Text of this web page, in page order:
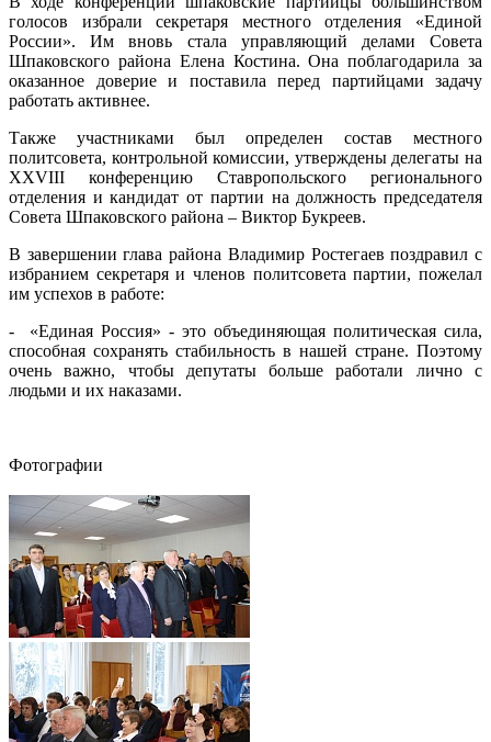
голосов избрали секретаря местного отделения «Единой
России». Им вновь стала управляющий делами Совета
Шпаковского района Елена Костина. Она поблагодарила за
оказанное доверие и поставила перед партийцами задачу
работать активнее.
Также участниками был определен состав местного
политсовета, контрольной комиссии, утверждены делегаты на
XXVIII конференцию Ставропольского регионального
отделения и кандидат от партии на должность председателя
Совета Шпаковского района – Виктор Букреев.
В завершении глава района Владимир Ростегаев поздравил с
избранием секретаря и членов политсовета партии, пожелал
им успехов в работе:
- «Единая Россия» - это объединяющая политическая сила,
способная сохранять стабильность в нашей стране. Поэтому
очень важно, чтобы депутаты больше работали лично с
людьми и их наказами.
Фотографии